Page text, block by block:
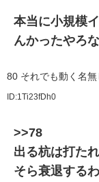
本当に小規模
んかったやろな
80 それでも動く名
ID:1Ti23fDh0
>>78
出る杭は打た
そら衰退する